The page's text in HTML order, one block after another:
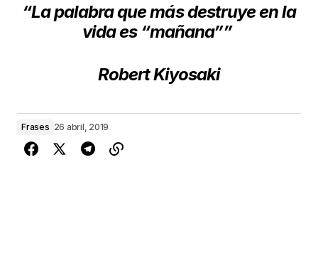
“La palabra que más destruye en la
vida es “mañana””
Robert Kiyosaki
Frases 26 abril, 2019